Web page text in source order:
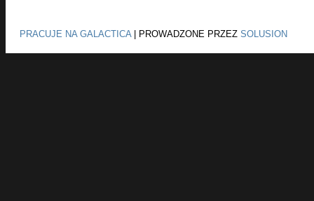
PRACUJE NA GALACTICA| PROWADZONE PRZEZ SOLUSION